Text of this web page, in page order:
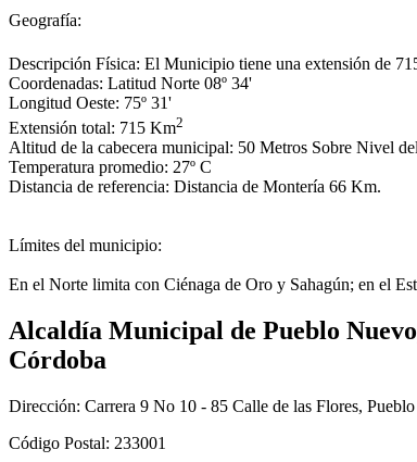
Geografía:
Descripción Física: El Municipio tiene una extensión de
Coordenadas: Latitud Norte 08º 34'
Longitud Oeste: 75º 31'
​​Extensión total: 715 Km2​
Altitud de la cabecera municipal: 50 Metros Sobre Nivel
​Temperatura promedio: 27º C
Distancia de referencia: Distancia de Montería 66 Km.
Límites del municipio:
En el Norte limita con Ciénaga de Oro y Sahagún; en el
Alcaldía Municipal de Pueblo
Córdoba
Dirección: Carrera 9 No 10 - 85 Calle de las Flores,
Código Postal: 233001